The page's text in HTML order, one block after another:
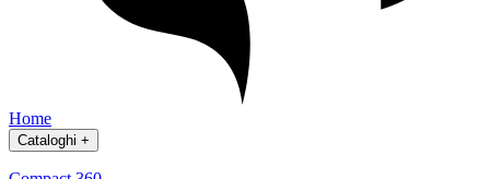
Home
Cataloghi +